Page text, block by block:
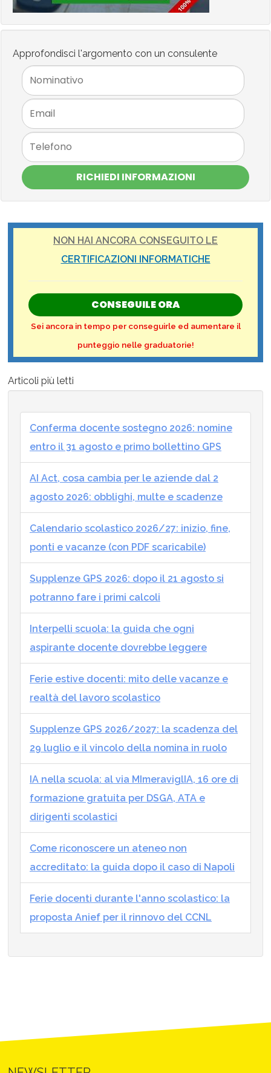
Approfondisci l'argomento con un consulente
RICHIEDI INFORMAZIONI
NON HAI ANCORA CONSEGUITO LE
CERTIFICAZIONI INFORMATICHE
CONSEGUILE ORA
Sei ancora in tempo per conseguirle ed aumentare il
punteggio nelle graduatorie!
Articoli più letti
Conferma docente sostegno 2026: nomine
entro il 31 agosto e primo bollettino GPS
AI Act, cosa cambia per le aziende dal 2
agosto 2026: obblighi, multe e scadenze
Calendario scolastico 2026/27: inizio, fine,
ponti e vacanze (con PDF scaricabile)
Supplenze GPS 2026: dopo il 21 agosto si
potranno fare i primi calcoli
Interpelli scuola: la guida che ogni
aspirante docente dovrebbe leggere
Ferie estive docenti: mito delle vacanze e
realtà del lavoro scolastico
Supplenze GPS 2026/2027: la scadenza del
29 luglio e il vincolo della nomina in ruolo
IA nella scuola: al via MImeraviglIA, 16 ore di
formazione gratuita per DSGA, ATA e
dirigenti scolastici
Come riconoscere un ateneo non
accreditato: la guida dopo il caso di Napoli
Ferie docenti durante l'anno scolastico: la
proposta Anief per il rinnovo del CCNL